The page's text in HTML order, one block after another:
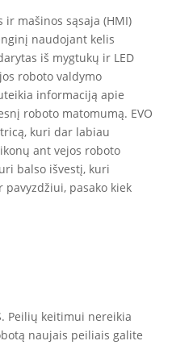
ir mašinos sąsaja (HMI)
naudojant kelis
iš mygtukų ir LED
roboto valdymo
informaciją apie
roboto matomumą. EVO
kuri dar labiau
ant vejos roboto
balso išvestį, kuri
pasako kiek
Peilių keitimui nereikia
naujais peiliais galite